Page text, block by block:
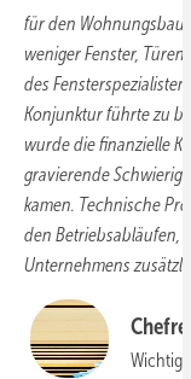
für den Wohnungsbau
weniger Fenster,
des
Konjunktur führte zu
wurde die finanzielle
gravierende
kamen. Technische
den Betriebsabläufen,
Unternehmens